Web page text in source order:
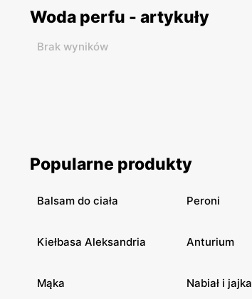
Woda perfu - artykuły
Brak wyników
Popularne produkty
Balsam do ciała Peroni
Kiełbasa Aleksandria Anturium
Mąka Nabiał i jajka